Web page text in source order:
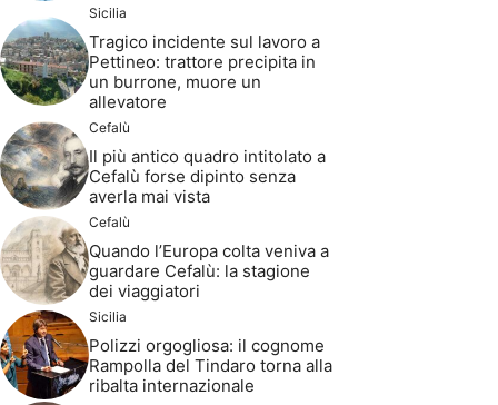
Sicilia
Tragico incidente sul lavoro a
Pettineo: trattore precipita in
un burrone, muore un
allevatore
Cefalù
Il più antico quadro intitolato a
Cefalù forse dipinto senza
averla mai vista
Cefalù
Quando l’Europa colta veniva a
guardare Cefalù: la stagione
dei viaggiatori
Sicilia
Polizzi orgogliosa: il cognome
Rampolla del Tindaro torna alla
ribalta internazionale